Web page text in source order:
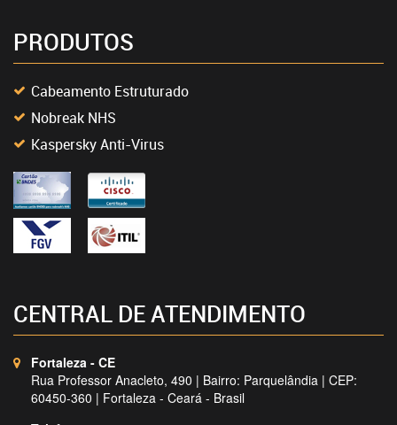
PRODUTOS
Cabeamento Estruturado
Nobreak NHS
Kaspersky Anti-Virus
CENTRAL DE ATENDIMENTO
Fortaleza - CE
Rua Professor Anacleto, 490 | Bairro: Parquelândia | CEP:
60450-360 | Fortaleza - Ceará - Brasil